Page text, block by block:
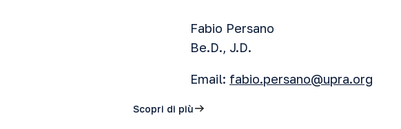
Fabio Persano
Be.D., J.D.
Email: fabio.persano@upra.org
Scopri di più